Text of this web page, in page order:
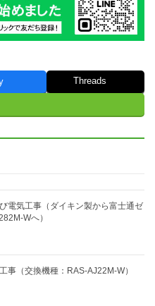
Threads
電気工事（ダイキン製から富士通ゼ
Wへ）
事（交換機種：RAS-AJ22M-W）